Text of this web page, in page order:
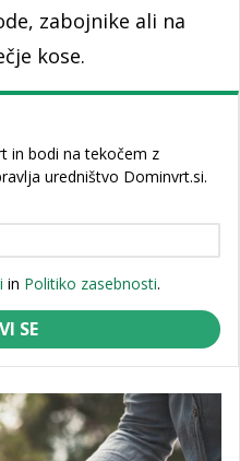
zabojnike ali na
kose.
in bodi na tekočem z
uredništvo Dominvrt.si.
in Politiko zasebnosti.
SE